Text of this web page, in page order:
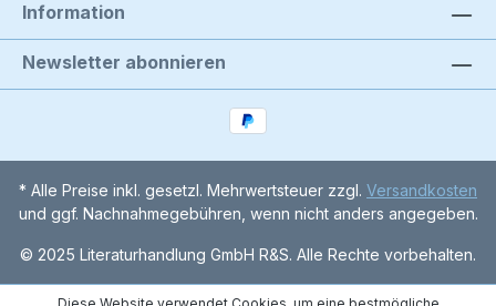
Information
Newsletter abonnieren
* Alle Preise inkl. gesetzl. Mehrwertsteuer zzgl. Versandkosten
und ggf. Nachnahmegebühren, wenn nicht anders angegeben.
© 2025 Literaturhandlung GmbH R&S. Alle Rechte vorbehalten.